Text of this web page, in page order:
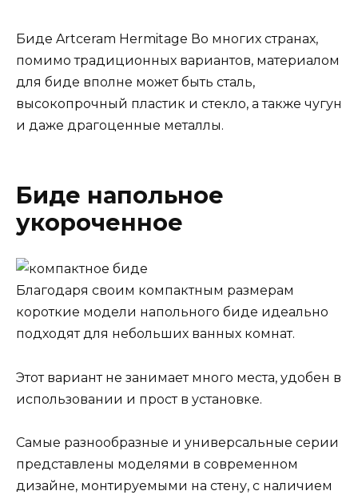
Биде Artceram Hermitage Во многих странах,
помимо традиционных вариантов, материалом
для биде вполне может быть сталь,
высокопрочный пластик и стекло, а также чугун
и даже драгоценные металлы.
Биде напольное
укороченное
Благодаря своим компактным размерам
короткие модели напольного биде идеально
подходят для небольших ванных комнат.
Этот вариант не занимает много места, удобен в
использовании и прост в установке.
Самые разнообразные и универсальные серии
представлены моделями в современном
дизайне, монтируемыми на стену, с наличием